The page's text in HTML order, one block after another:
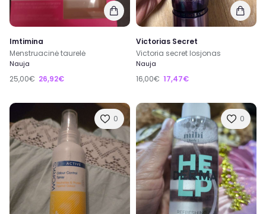
Imtimina
Menstruacinė taurelė
Nauja
25,00€ 26,92€
Victorias Secret
Victoria secret losjonas
Nauja
16,00€ 17,47€
0 0